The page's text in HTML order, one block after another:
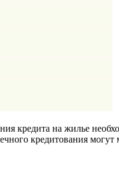
кредита на жилье
кредитования могут